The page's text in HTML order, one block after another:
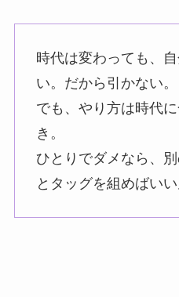
時代は変わっても、
い。だから引かない。
でも、やり方は時代
き。
ひとりでダメなら、
とタッグを組めばい